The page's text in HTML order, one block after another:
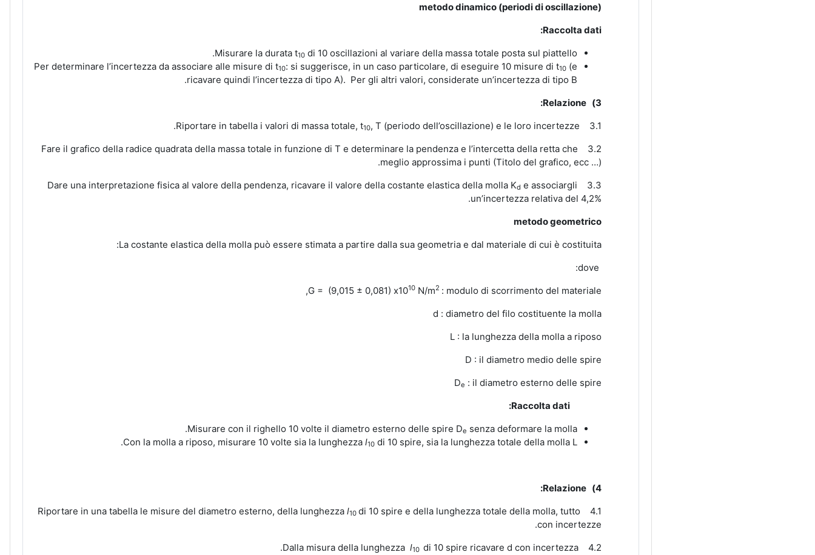
metodo dinamico (periodi di oscillazione)
Raccolta dati:
Misurare la durata t10 di 10 oscillazioni al variare della massa totale posta sul piattello.
Per determinare l’incertezza da associare alle misure di t10: si suggerisce, in un caso particolare, di eseguire 10 misure di t10 (e
ricavare quindi l’incertezza di tipo A). Per gli altri valori, considerate un’incertezza di tipo B.
3)
Relazione:
3.1 Riportare in tabella i valori di massa totale, t
10, T (periodo dell’oscillazione) e le loro incertezze.
3.2 Fare il grafico della radice quadrata della massa totale in funzione di T e determinare la pendenza e l’intercetta della retta che
meglio approssima i punti (Titolo del grafico, ecc …).
3.3 Dare una interpretazione fisica al valore della pendenza, ricavare il valore della costante elastica della molla K
d e associargli
un’incertezza relativa del 4,2%.
metodo geometrico
La costante elastica della molla può essere stimata a partire dalla sua geometria e dal materiale di cui è costituita:
G = (9,015 ± 0,081) x1010 N/m2 : modulo di scorrimento del materiale,
d : diametro del filo costituente la molla
L : la lunghezza della molla a riposo
D : il diametro medio delle spire
De : il diametro esterno delle spire
Raccolta dati:
Misurare con il righello 10 volte il diametro esterno delle spire De senza deformare la molla.
Con la molla a riposo, misurare 10 volte sia la lunghezzal10 di 10 spire, sia la lunghezza totale della molla L.
4)
Relazione:
4.1 Riportare in una tabella le misure del diametro esterno, della lunghezza
l10di 10 spire e della lunghezza totale della molla, tutto
con incertezze.
4.2 Dalla misura della lunghezza
l10di 10 spire ricavare d con incertezza.